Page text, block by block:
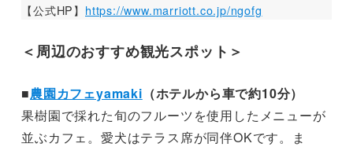
【公式HP】 https://www.marriott.co.jp/ngofg
＜周辺のおすすめ観光スポット＞
■農園カフェyamaki （ホテルから車で約10分）
果樹園で採れた旬のフルーツを使用したメニューが
並ぶカフェ。愛犬はテラス席が同伴OKです。ま